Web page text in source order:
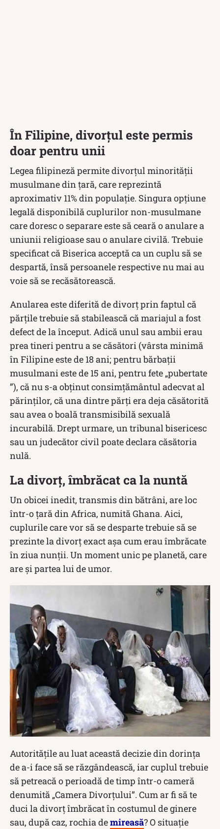
În Filipine, divorțul este permis
doar pentru unii
Legea filipineză permite divorțul minorității
musulmane din țară, care reprezintă
aproximativ 11% din populație. Singura opțiune
legală disponibilă cuplurilor non-musulmane
care doresc o separare este să ceară o anulare a
uniunii religioase sau o anulare civilă. Trebuie
specificat că Biserica acceptă ca un cuplu să se
despartă, însă persoanele respective nu mai au
voie să se recăsătorească.
Anularea este diferită de divorț prin faptul că
părțile trebuie să stabilească că mariajul a fost
defect de la început. Adică unul sau ambii erau
prea tineri pentru a se căsători (vârsta minimă
în Filipine este de 18 ani; pentru bărbații
musulmani este de 15 ani, pentru fete „pubertate
”), că nu s-a obținut consimțământul adecvat al
părinților, că una dintre părți era deja căsătorită
sau avea o boală transmisibilă sexuală
incurabilă. Drept urmare, un tribunal bisericesc
sau un judecător civil poate declara căsătoria
nulă.
La divorț, îmbrăcat ca la nuntă
Un obicei inedit, transmis din bătrâni, are loc
într-o țară din Africa, numită Ghana. Aici,
cuplurile care vor să se desparte trebuie să se
prezinte la divorț exact așa cum erau îmbrăcate
în ziua nunții. Un moment unic pe planetă, care
are și partea lui de umor.
Autoritățile au luat această decizie din dorința
de a-i face să se răzgândească, iar cuplul trebuie
să petreacă o perioadă de timp într-o cameră
denumită „Camera Divorţului”. Cum ar fi să te
duci la divorț îmbrăcat în costumul de ginere
sau, după caz, rochia demireasă? O situație